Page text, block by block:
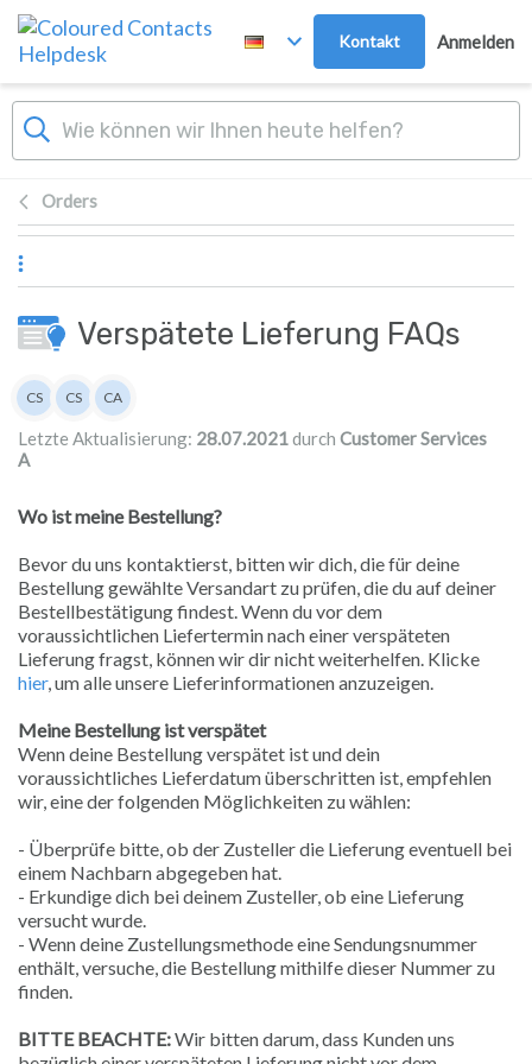
Zum Hauptinhalt springen
Kontakt Anmelden
Orders
Verspätete Lieferung FAQs
Autorenliste
CS
Customer Services
CS
Customer Services
CA
Customer Services A
Letzte Aktualisierung: 28.07.2021durch Customer Services
A
Wo ist meine Bestellung?
Bevor du uns kontaktierst, bitten wir dich, die für deine
Bestellung gewählte Versandart zu prüfen, die du auf deiner
Bestellbestätigung findest. Wenn du vor dem
voraussichtlichen Liefertermin nach einer verspäteten
Lieferung fragst, können wir dir nicht weiterhelfen. Klicke
hier, um alle unsere Lieferinformationen anzuzeigen.
Meine Bestellung ist verspätet
Wenn deine Bestellung verspätet ist und dein
voraussichtliches Lieferdatum überschritten ist, empfehlen
wir, eine der folgenden Möglichkeiten zu wählen:
- Überprüfe bitte, ob der Zusteller die Lieferung eventuell bei
einem Nachbarn abgegeben hat.
- Erkundige dich bei deinem Zusteller, ob eine Lieferung
versucht wurde.
- Wenn deine Zustellungsmethode eine Sendungsnummer
enthält, versuche, die Bestellung mithilfe dieser Nummer zu
finden.
BITTE BEACHTE:Wir bitten darum, dass Kunden uns